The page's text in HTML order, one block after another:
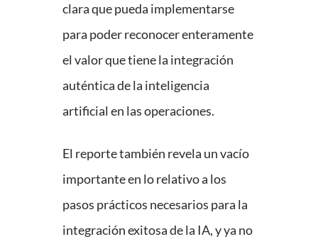
clara que pueda implementarse
para poder reconocer enteramente
el valor que tiene la integración
auténtica de la inteligencia
artificial en las operaciones.
El reporte también revela un vacío
importante en lo relativo a los
pasos prácticos necesarios para la
integración exitosa de la IA, y ya no